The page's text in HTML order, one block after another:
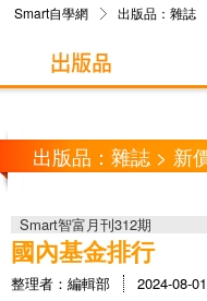
Smart自學網 出版品：雜誌
出版品：雜誌 > 新
Smart智富月刊312期
國內基金排行
整理者：編輯部 2024-08-01